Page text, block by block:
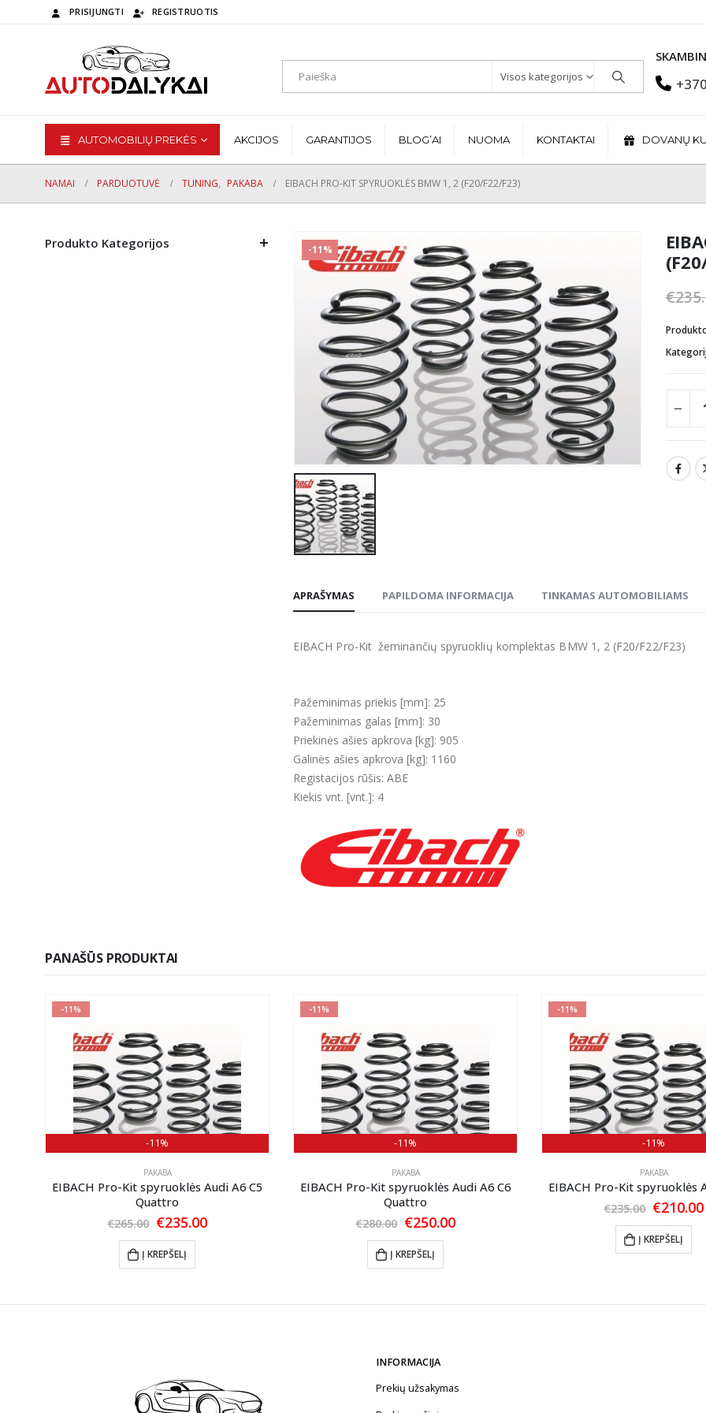
PRISIJUNGTI REGISTRUOTIS
Visos kategorijos
AUTOMOBILIŲ PREKĖS AKCIJOS GARANTIJOS BLOG’AI NUOMA KONTAKTAI DOVANŲ
NAMAI PARDUOTUVĖ TUNING, PAKABA EIBACH PRO-KIT SPYRUOKLĖS BMW 1, 2 (F20/F22/F23)
-11%
€
APRAŠYMAS PAPILDOMA INFORMACIJA TINKAMAS AUTOMOBILIAMS
EIBACH Pro-Kit žeminančių spyruoklių komplektas BMW 1, 2 (F20/F22/F23)
Pažeminimas priekis [mm]: 25
Pažeminimas galas [mm]: 30
Priekinės ašies apkrova [kg]: 905
Galinės ašies apkrova [kg]: 1160
Registacijos rūšis: ABE
Kiekis vnt. [vnt.]: 4
Produkto Kategorijos
PANAŠŪS PRODUKTAI
-11%
-11%
PAKABA
EIBACH Pro-Kit spyruoklės Audi A6 C5
Quattro
€265.00 Original
price
was:
€265.00.
€235.00Current
Į KREPŠELĮ
-11%
-11%
PAKABA
EIBACH Pro-Kit spyruoklės Audi A6 C6
Quattro
€280.00 Original
price
was:
€280.00.
€250.00Current
Į KREPŠELĮ
-11%
-11%
PAKABA
EIBACH Pro-Kit spyruoklės
€235.00 Original
price
was:
€235.00.
€210.00
Į KREPŠELĮ
INFORMACIJA
Prekių užsakymas